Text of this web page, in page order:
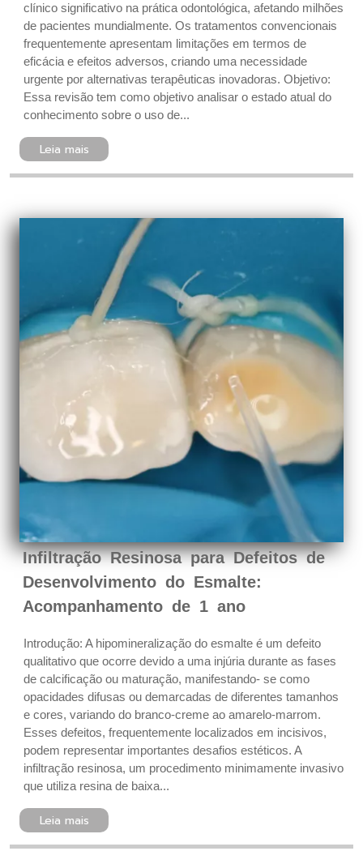
clínico significativo na prática odontológica, afetando milhões
de pacientes mundialmente. Os tratamentos convencionais
frequentemente apresentam limitações em termos de
eficácia e efeitos adversos, criando uma necessidade
urgente por alternativas terapêuticas inovadoras. Objetivo:
Essa revisão tem como objetivo analisar o estado atual do
conhecimento sobre o uso de...
Leia mais
Infiltração Resinosa para Defeitos de
Desenvolvimento do Esmalte:
Acompanhamento de 1 ano
Introdução: A hipomineralização do esmalte é um defeito
qualitativo que ocorre devido a uma injúria durante as fases
de calcificação ou maturação, manifestando- se como
opacidades difusas ou demarcadas de diferentes tamanhos
e cores, variando do branco-creme ao amarelo-marrom.
Esses defeitos, frequentemente localizados em incisivos,
podem representar importantes desafios estéticos. A
infiltração resinosa, um procedimento minimamente invasivo
que utiliza resina de baixa...
Leia mais